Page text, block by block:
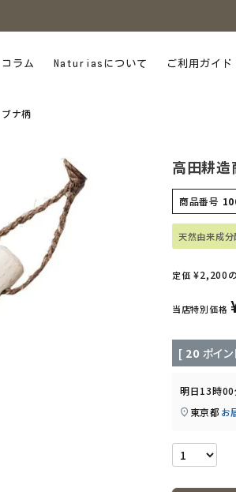
コラム Naturiasについて ご利用ガイド
ブナ柄
高田耕造
商品番号
天然由来成分
定価 ¥2,200
当店特別価格
[ 20 ポイ
明日13時00
東京都 お